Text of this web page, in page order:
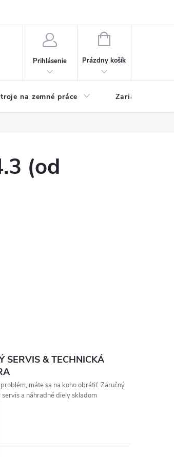
Prihlásenie
NÁKUPNÝ
Prázdny košík
na zemné práce Zariadenia na
(od
SERVIS & TECHNICKÁ
máte sa na koho obrátiť. Záručný
servis a náhradné diely skladom